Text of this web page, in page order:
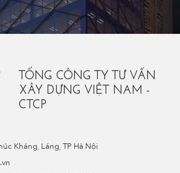
TỔNG CÔNG TY TƯ VẤN
XÂY DỰNG VIỆT NAM -
CTCP
Kháng, Láng, TP Hà Nội